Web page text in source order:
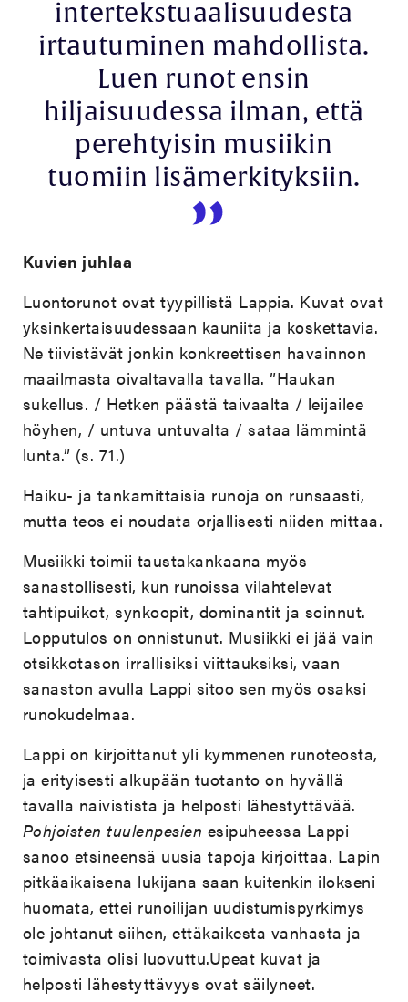
intertekstuaalisuudesta
irtautuminen mahdollista.
Luen runot ensin
hiljaisuudessa ilman, että
perehtyisin musiikin
tuomiin lisämerkityksiin.
Kuvien juhlaa
Luontorunot ovat tyypillistä Lappia. Kuvat ovat
yksinkertaisuudessaan kauniita ja koskettavia.
Ne tiivistävät jonkin konkreettisen havainnon
maailmasta oivaltavalla tavalla. ”Haukan
sukellus. / Hetken päästä taivaalta / leijailee
höyhen, / untuva untuvalta / sataa lämmintä
lunta.” (s. 71.)
Haiku- ja tankamittaisia runoja on runsaasti,
mutta teos ei noudata orjallisesti niiden mittaa.
Musiikki toimii taustakankaana myös
sanastollisesti, kun runoissa vilahtelevat
tahtipuikot, synkoopit, dominantit ja soinnut.
Lopputulos on onnistunut. Musiikki ei jää vain
otsikkotason irrallisiksi viittauksiksi, vaan
sanaston avulla Lappi sitoo sen myös osaksi
runokudelmaa.
Lappi on kirjoittanut yli kymmenen runoteosta,
ja erityisesti alkupään tuotanto on hyvällä
tavalla naivistista ja helposti lähestyttävää.
Pohjoisten tuulenpesien esipuheessa Lappi
sanoo etsineensä uusia tapoja kirjoittaa. Lapin
pitkäaikaisena lukijana saan kuitenkin ilokseni
huomata, ettei runoilijan uudistumispyrkimys
ole johtanut siihen, ettäkaikesta vanhasta ja
toimivasta olisi luovuttu.Upeat kuvat ja
helposti lähestyttävyys ovat säilyneet.